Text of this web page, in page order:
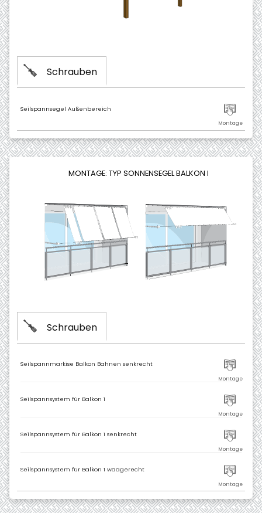
Schrauben
Seilspannsegel Außenbereich
MONTAGE: TYP SONNENSEGEL BALKON I
Schrauben
Seilspannmarkise Balkon Bahnen senkrecht
Seilspannsystem für Balkon 1
Seilspannsystem für Balkon 1 senkrecht
Seilspannsystem für Balkon 1 waagerecht